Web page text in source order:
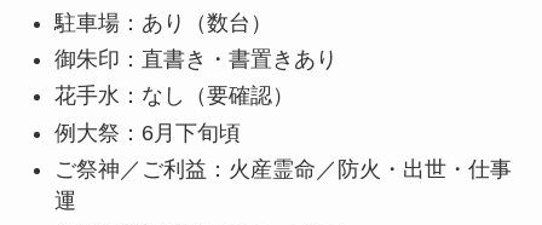
駐車場：あり（数台）
御朱印：直書き・書置きあり
花手水：なし（要確認）
例大祭：6月下旬頃
ご祭神／ご利益：火産霊命／防火・出世・仕事
運